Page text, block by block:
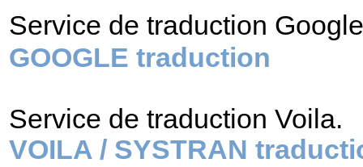
Service de traduction
GOOGLE traduction
Service de traduction Voila.
VOILA / SYSTRAN